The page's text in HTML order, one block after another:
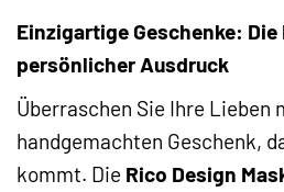
Einzigartige Geschenke: Die
persönlicher Ausdruck
Überraschen Sie Ihre Lieben
handgemachten Geschenk,
kommt. Die Rico Design